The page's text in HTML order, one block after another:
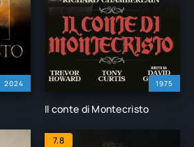
2024 1975
Il conte di Montecristo
7.8